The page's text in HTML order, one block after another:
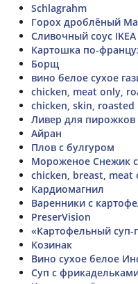
Schlagrahm
Горох дроблёный
Сливочный соус IKEA
Картошка по-
Борщ
вино белое сухое
chicken, meat only,
chicken, skin, roasted
Ливер для пирожков
Айран
Плов с булгуром
Мороженое Снежик
chicken, breast, meat
Кардиомагнил
Варенники с
PreserVision
«Картофельный суп-
Козинак
Вино сухое белое
Суп с